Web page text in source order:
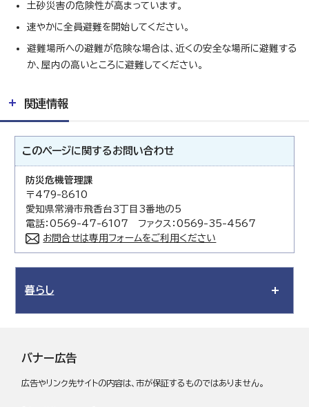
土砂災害の危険性が高まっています。
速やかに全員避難を開始してください。
避難場所への避難が危険な場合は、近くの安全な場所に避難する
か、屋内の高いところに避難してください。
関連情報
このページに関する お問い合わせ
防災危機管理課
〒479-8610
愛知県常滑市飛香台3丁目3番地の5
電話：0569-47-6107 ファクス：0569-35-4567
お問合せは専用フォームをご利用ください
暮らし
バナー広告
広告やリンク先サイトの内容は、市が保証するものではありません。